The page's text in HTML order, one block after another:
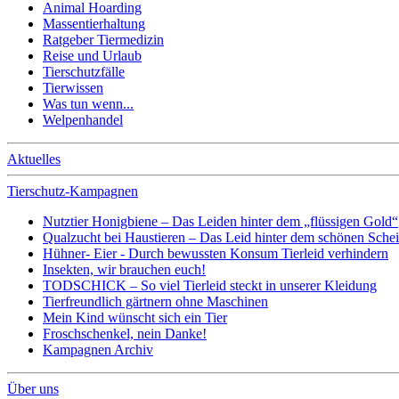
Animal Hoarding
Massentierhaltung
Ratgeber Tiermedizin
Reise und Urlaub
Tierschutzfälle
Tierwissen
Was tun wenn...
Welpenhandel
Aktuelles
Tierschutz-Kampagnen
Nutztier Honigbiene – Das Leiden hinter dem „flüssigen Gold“
Qualzucht bei Haustieren – Das Leid hinter dem schönen
Hühner- Eier - Durch bewussten Konsum Tierleid verhindern
Insekten, wir brauchen euch!
TODSCHICK – So viel Tierleid steckt in unserer Kleidung
Tierfreundlich gärtnern ohne Maschinen
Mein Kind wünscht sich ein Tier
Froschschenkel, nein Danke!
Kampagnen Archiv
Über uns